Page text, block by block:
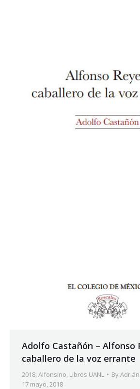
Adolfo Castañón – Alfonso
caballero de la voz errante
2018 Alfonsino Libros UANL By
17 mayo, 2018